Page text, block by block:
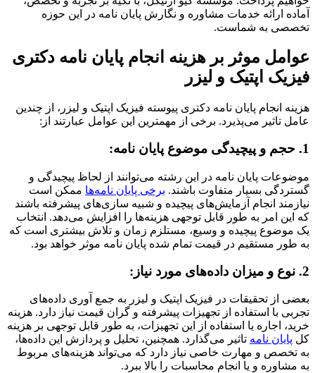
آماده ارائه خدمات مشاوره و نگارش پایان نامه در این حوزه
تخصصی به شماست.
عوامل موثر بر هزینه انجام پایان نامه دکتری
فیزیک اپتیک و لیزر
هزینه انجام پایان نامه دکتری پیوسته فیزیک اپتیک و لیزر، از چندین
عامل تاثیر می‌پذیرد. برخی از مهمترین این عوامل عبارتند از:
1. حجم و پیچیدگی موضوع پایان نامه:
موضوعات پایان نامه در این رشته می‌توانند از لحاظ پیچیدگی و
گستردگی بسیار متفاوت باشند. برخی پایان نامه‌ها ممکن است
نیازمند انجام آزمایش‌های پیچیده و شبیه سازی‌های پیشرفته باشند
که این امر به طور قابل توجهی هزینه‌ها را افزایش می‌دهد. انتخاب
یک موضوع پیچیده و وسیع، مستلزم زمان و تلاش بیشتری است که
به طور مستقیم در قیمت تمام شده پایان نامه موثر خواهد بود.
2. نوع و میزان داده‌های مورد نیاز:
بعضی از تحقیقات در فیزیک اپتیک و لیزر به جمع آوری داده‌های
تجربی با استفاده از تجهیزات پیشرفته و گران قیمت نیاز دارد. هزینه
خرید، اجاره یا استفاده از این تجهیزات، به طور قابل توجهی بر هزینه
کل پایان نامه تاثیر می‌گذارد. همچنین، تحلیل و پردازش این داده‌ها،
به تخصص و مهارت خاصی نیاز دارد که می‌تواند هزینه‌های مربوط
به مشاوره و یا انجام محاسبات را بالا ببرد.